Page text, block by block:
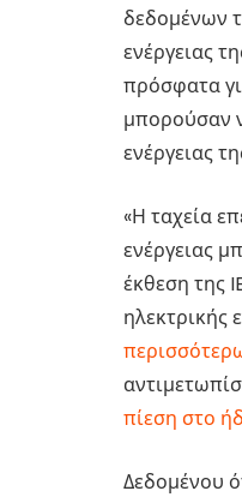
δεδομένων
ενέργειας
πρόσφατα
μπορούσαν
ενέργειας
«Η ταχεία
ενέργειας
έκθεση της
ηλεκτρικής
πίεση στο
Δεδομένου